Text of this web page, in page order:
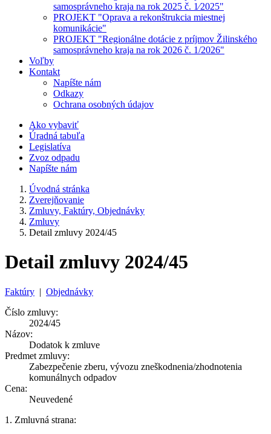
samosprávneho kraja na rok 2025 č. 1⁄2025"
PROJEKT "Oprava a rekonštrukcia miestnej
komunikácie"
PROJEKT "Regionálne dotácie z príjmov Žilinského
samosprávneho kraja na rok 2026 č. 1/2026"
Voľby
Kontakt
Napíšte nám
Odkazy
Ochrana osobných údajov
Ako vybaviť
Úradná tabuľa
Legislatíva
Zvoz odpadu
Napíšte nám
Úvodná stránka
Zverejňovanie
Zmluvy, Faktúry, Objednávky
Zmluvy
Detail zmluvy 2024/45
Detail zmluvy 2024/45
Faktúry | Objednávky
Číslo zmluvy:
2024/45
Názov:
Dodatok k zmluve
Predmet zmluvy:
Zabezpečenie zberu, vývozu zneškodnenia/zhodnotenia
komunálnych odpadov
Cena:
Neuvedené
1. Zmluvná strana: